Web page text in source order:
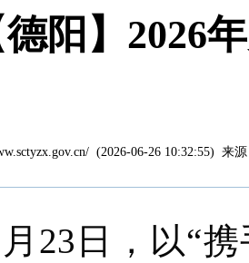
德阳】2026
(2026-06-26 10:32:55) 来
23日，以“